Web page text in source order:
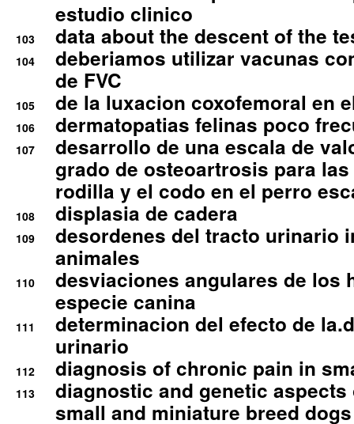
estudio clinico
103 data about the descent of the
104
deberiamos utilizar vacunas
de FVC
105 de la luxacion coxofemoral en
106 dermatopatias felinas poco
107
desarrollo de una escala de
grado de osteoartrosis para
rodilla y el codo en el perro
108 displasia de cadera
109
desordenes del tracto urinario
animales
110
desviaciones angulares de los
especie canina
111
determinacion del efecto de
urinario
112 diagnosis of chronic pain in
113
diagnostic and genetic
small and miniature breed